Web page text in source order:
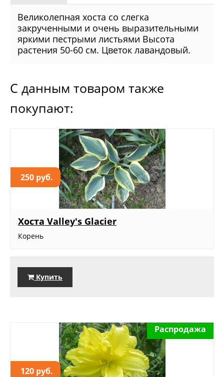
Великолепная хоста со слегка
закрученными и очень выразительными
яркими пестрыми листьями Высота
растения 50-60 см. Цветок лавандовый.
С данным товаром также
покупают:
250 руб.
Хоста Valley's Glacier
Корень
Купить
120 руб.
Распродажа